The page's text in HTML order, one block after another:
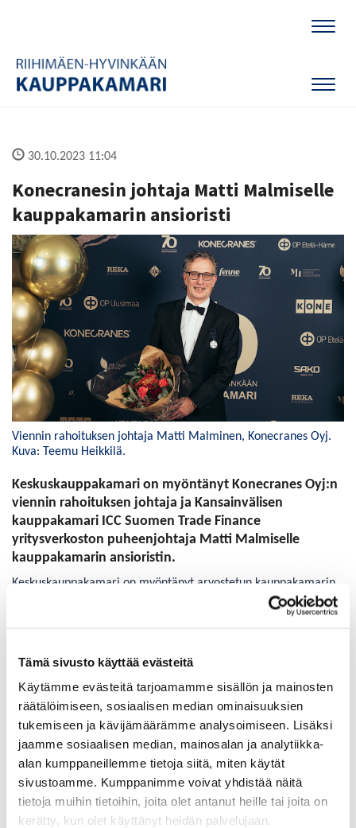
Tämä sivusto käyttää evästeitä
Käytämme evästeitä tarjoamamme sisällön ja mainosten
räätälöimiseen, sosiaalisen median ominaisuuksien
tukemiseen ja kävijämäärämme analysoimiseen. Lisäksi
jaamme sosiaalisen median, mainosalan ja analytiikka-
alan kumppaneillemme tietoja siitä, miten käytät
sivustoamme. Kumppanimme voivat yhdistää näitä
tietoja muihin tietoihin, joita olet antanut heille tai joita on
kerätty, kun olet käyttänyt heidän palvelujaan.
30.10.2023 11:04
Konecranesin johtaja Matti Malmiselle
kauppakamarin ansioristi
Viennin rahoituksen johtaja Matti Malminen, Konecranes Oyj.
Kuva: Teemu Heikkilä.
Keskuskauppakamari on myöntänyt Konecranes Oyj:n
viennin rahoituksen johtaja ja Kansainvälisen
kauppakamari ICC Suomen Trade Finance
yritysverkoston puheenjohtaja Matti Malmiselle
kauppakamarin ansioristin.
Keskuskauppakamari on myöntänyt arvostetun kauppakamarin
ansioristin kansainvälisen kauppakamarin, ICC Suomen, ICC
Trade Finance yritysverkoston puheenjohtaja Matti Malmiselle.
kauppakamarin 70-vuotisjuhlaillallisella 27.10. Hyvinkäällä.
Ansioristin luovutti Keskuskauppakamarin toimitusjohtaja Juho
Romakkaniemi.
Malmiselle myönnettiin kauppakamarin ansioristi
tunnustuksena ansiokkaasta työstä ICC Suomen jäsenyritysten
vaikuttavuuden edistämiseksi niin Kansainvälisessä
kauppakamari ICC:ssä kuin Suomen rahoitus- ja
pankkitoiminnassa. Malminen on myös Riihimäen-Hyvinkään
kauppakamarin hallituksen jäsen.